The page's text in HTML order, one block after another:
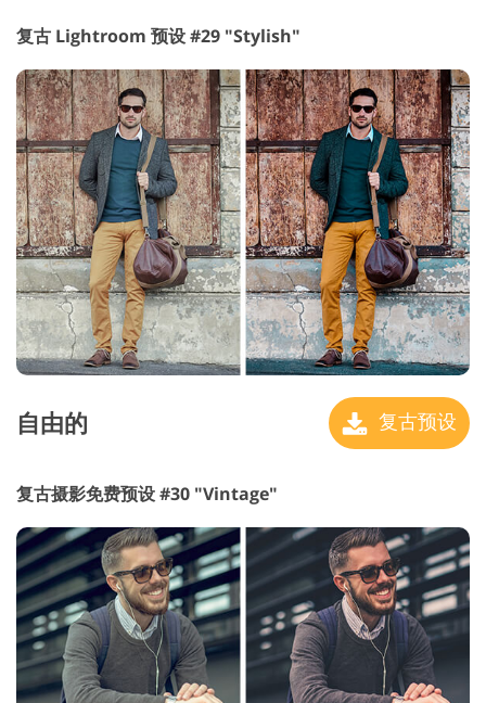
复古 Lightroom 预设 #29 "Stylish"
自由的 复古预设
复古摄影免费预设 #30 "Vintage"